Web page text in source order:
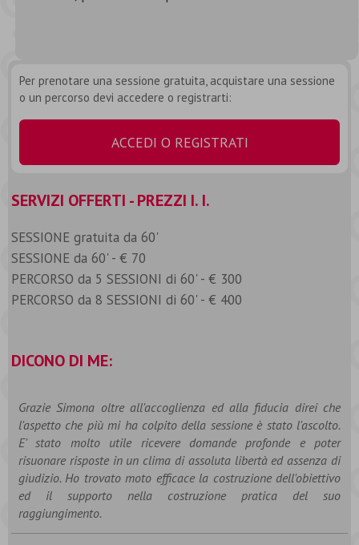
Per prenotare una sessione gratuita, acquistare una sessione
o un percorso devi accedere o registrarti:
ACCEDI O REGISTRATI
SERVIZI OFFERTI - PREZZI I. I.
SESSIONE gratuita da 60'
SESSIONE da 60' - € 70
PERCORSO da 5 SESSIONI di 60' - € 300
PERCORSO da 8 SESSIONI di 60' - € 400
DICONO DI ME:
Grazie Simona oltre all'accoglienza ed alla fiducia direi che
l'aspetto che più mi ha colpito della sessione è stato l'ascolto.
E' stato molto utile ricevere domande profonde e poter
risuonare risposte in un clima di assoluta libertà ed assenza di
giudizio. Ho trovato moto efficace la costruzione dell'obiettivo
ed il supporto nella costruzione pratica del suo
raggiungimento.